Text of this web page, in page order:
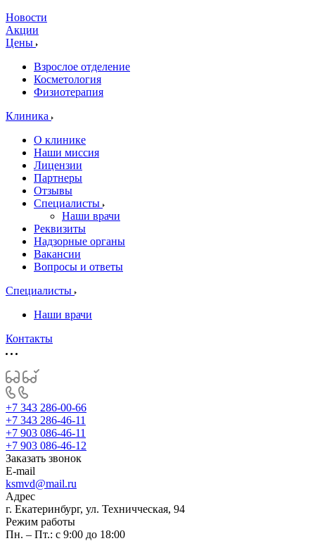
Новости
Акции
Цены
Взрослое отделение
Косметология
Физиотерапия
Клиника
О клинике
Наши миссия
Лицензии
Партнеры
Отзывы
Специалисты
Наши врачи
Реквизиты
Надзорные органы
Вакансии
Вопросы и ответы
Специалисты
Наши врачи
Контакты
+7 343 286-00-66
+7 343 286-46-11
+7 903 086-46-11
+7 903 086-46-12
Заказать звонок
E-mail
ksmvd@mail.ru
Адрес
г. Екатеринбург, ул. Техничческая, 94
Режим работы
Пн. – Пт.: с 9:00 до 18:00